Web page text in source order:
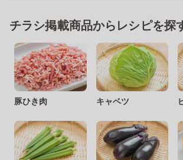
チラシ掲載商品からレシピを探
豚ひき肉 キャベツ